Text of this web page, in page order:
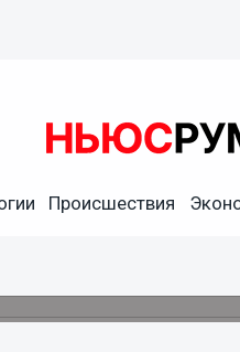
Происшествия
в жилом